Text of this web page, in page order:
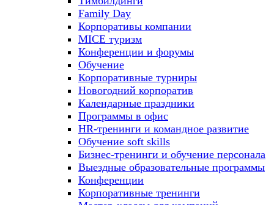
Family Day
Корпоративы компании
MICE туризм
Конференции и форумы
Обучение
Корпоративные турниры
Новогодний корпоратив
Календарные праздники
Программы в офис
HR-тренинги и командное развитие
Oбучение soft skills
Бизнес-тренинги и обучение персонала
Выездные образовательные программы
Конференции
Корпоративные тренинги